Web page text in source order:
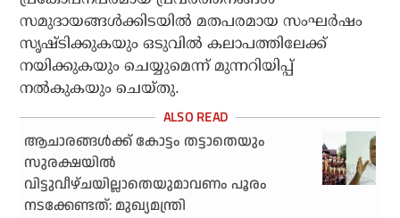
സമുദായങ്ങൾക്കിടയിൽ മതപരമായ സംഘർഷം
സൃഷ്ടിക്കുകയും ഒടുവിൽ കലാപത്തിലേക്ക്
നയിക്കുകയും ചെയ്യുമെന്ന് മുന്നറിയിപ്പ്
നൽകുകയും ചെയ്തു.
ആചാരങ്ങള്‍ക്ക് കോട്ടം തട്ടാതെയും
സുരക്ഷയില്‍
വിട്ടുവീഴ്ചയില്ലാതെയുമാവണം പൂരം
നടക്കേണ്ടത്: മുഖ്യമന്ത്രി